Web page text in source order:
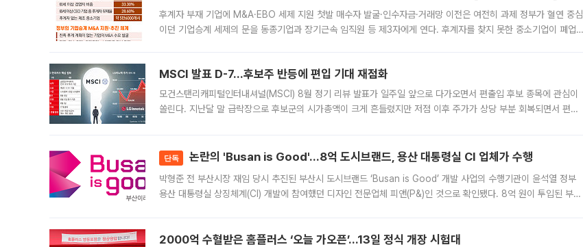
후계자 부재 기업에 M&A·EBO 세제 지원 첫발 매수자 발굴·인수자금·거래망 이전은 여전히 과제 정부가 혈연 중심
이던 기업승계 세제의 문을 동종기업과 장기근속 임직원 등 제3자에게 연다. 후계자를 찾지 못한 중소기업이 폐업
MSCI 발표 D-7…후보주 반등에 편입 기대 재점화
모건스탠리캐피털인터내셔널(MSCI) 8월 정기 리뷰 발표가 일주일 앞으로 다가오면서 편출입 후보 종목에 관심이
쏠린다. 지난달 말 급락장으로 후보군의 시가총액이 크게 흔들렸지만 저점 이후 주가가 상당 부분 회복되면서 편입
단독 논란의 'Busan is Good'…8억 도시브랜드, 용산 대통령실 CI 업체가 수행
박형준 전 부산시장 재임 당시 추진된 부산시 도시브랜드 ‘Busan is Good’ 개발 사업의 수행기관이 윤석열 정부
용산 대통령실 상징체계(CI) 개발에 참여했던 디자인 전문업체 피앤(P&)인 것으로 확인됐다. 8억 원이 투입된 부산
2000억 수혈받은 홈플러스 ‘오늘 가오픈’...13일 정식 개장 시험대